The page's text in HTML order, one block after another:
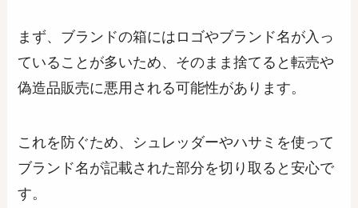
まず、ブランドの箱にはロゴやブランド名が入っ
ていることが多いため、そのまま捨てると転売や
偽造品販売に悪用される可能性があります。
これを防ぐため、シュレッダーやハサミを使って
ブランド名が記載された部分を切り取ると安心で
す。